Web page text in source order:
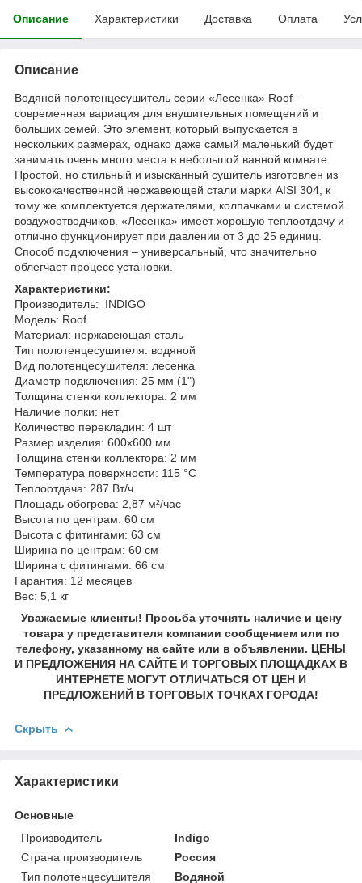
Описание Характеристики Доставка Оплата
Описание
Водяной полотенцесушитель серии «Лесенка» Roof –
современная вариация для внушительных помещений и
больших семей. Это элемент, который выпускается в
нескольких размерах, однако даже самый маленький будет
занимать очень много места в небольшой ванной комнате.
Простой, но стильный и изысканный сушитель изготовлен из
высококачественной нержавеющей стали марки AISI 304, к
тому же комплектуется держателями, колпачками и системой
воздухоотводчиков. «Лесенка» имеет хорошую теплоотдачу и
отлично функционирует при давлении от 3 до 25 единиц.
Способ подключения – универсальный, что значительно
облегчает процесс установки.
Характеристики:
Производитель: INDIGO
Модель: Roof
Материал: нержавеющая сталь
Тип полотенцесушителя: водяной
Вид полотенцесушителя: лесенка
Диаметр подключения: 25 мм (1")
Толщина стенки коллектора: 2 мм
Наличие полки: нет
Количество перекладин: 4 шт
Размер изделия: 600x600 мм
Толщина стенки коллектора: 2 мм
Температура поверхности: 115 °С
Теплоотдача: 287 Вт/ч
Площадь обогрева: 2,87 м²/час
Высота по центрам: 60 см
Высота с фитингами: 63 см
Ширина по центрам: 60 см
Ширина с фитингами: 66 см
Гарантия: 12 месяцев
Вес: 5,1 кг
Уважаемые клиенты! Просьба уточнять наличие и цену
товара у представителя компании сообщением или по
телефону, указанному на сайте или в объявлении. ЦЕНЫ
И ПРЕДЛОЖЕНИЯ НА САЙТЕ И ТОРГОВЫХ ПЛОЩАДКАХ В
ИНТЕРНЕТЕ МОГУТ ОТЛИЧАТЬСЯ ОТ ЦЕН И
ПРЕДЛОЖЕНИЙ В ТОРГОВЫХ ТОЧКАХ ГОРОДА!
Скрыть
Характеристики
Основные
Производитель
Indigo
Страна производитель
Россия
Тип полотенцесушителя
Водяной